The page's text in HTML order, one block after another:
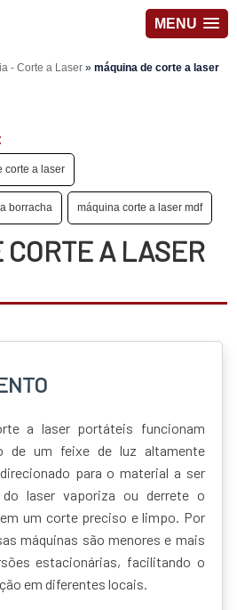
MENU
- Corte a Laser»máquina de corte a laser
corte a laser
borracha máquina corte a laser mdf
CORTE A LASER
a laser portáteis funcionam
de um feixe de luz altamente
para o material a ser
laser vaporiza ou derrete o
um corte preciso e limpo. Por
máquinas são menores e mais
estacionárias, facilitando o
em diferentes locais.